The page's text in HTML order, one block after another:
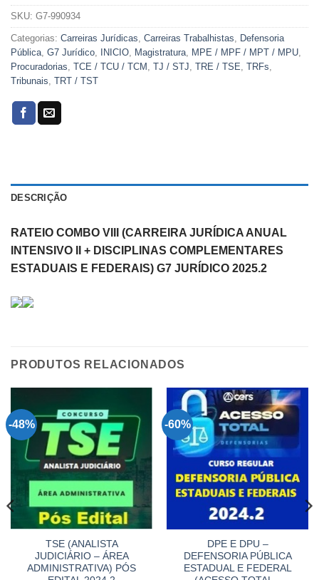
SKU: G7-990934
Categorias: Carreiras Jurídicas, Carreiras Trabalhistas, Defensoria
Pública, G7 Jurídico, INICIO, Magistratura, MPE / MPF / MPT / MPU,
Procuradorias, TCE / TCU / TCM , TJ / STJ, TRE / TSE, TRFs,
Tribunais, TRT / TST
DESCRIÇÃO
RATEIO COMBO VIII (CARREIRA JURÍDICA ANUAL
INTENSIVO II + DISCIPLINAS COMPLEMENTARES
ESTADUAIS E FEDERAIS) G7 JURÍDICO 2025.2
PRODUTOS RELACIONADOS
-48%
TSE (ANALISTA
JUDICIÁRIO – ÁREA
ADMINISTRATIVA) PÓS
-60%
DPE E DPU –
DEFENSORIA PÚBLICA
ESTADUAL E FEDERAL